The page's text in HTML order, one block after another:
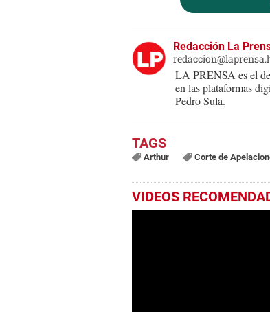
Redacción La
LA PRENSA es el
en las plataformas
Pedro Sula.
Arthur Corte de
VIDEOS